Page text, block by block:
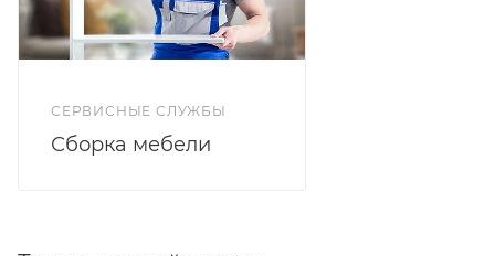
СЕРВИСНЫЕ СЛУЖБЫ
Сборка мебели